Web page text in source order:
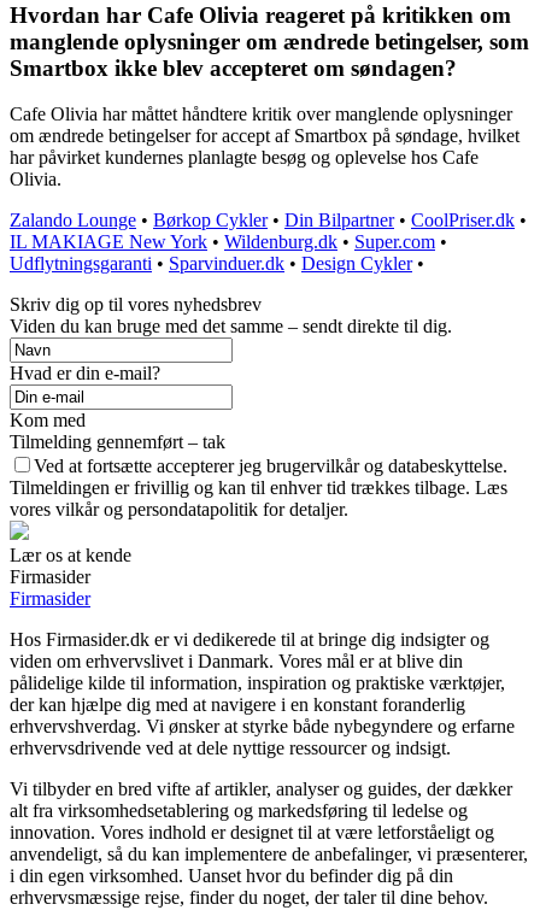
Hvordan har Cafe Olivia reageret på kritikken om
manglende oplysninger om ændrede betingelser, som
Smartbox ikke blev accepteret om søndagen?
Cafe Olivia har måttet håndtere kritik over manglende oplysninger
om ændrede betingelser for accept af Smartbox på søndage, hvilket
har påvirket kundernes planlagte besøg og oplevelse hos Cafe
Olivia.
Zalando Lounge • Børkop Cykler• Din Bilpartner• CoolPriser.dk •
IL MAKIAGE New York • Wildenburg.dk • Super.com •
Udflytningsgaranti • Sparvinduer.dk • Design Cykler•
Skriv dig op til vores nyhedsbrev
Viden du kan bruge med det samme – sendt direkte til dig.
Hvad er din e-mail?
Kom med
Tilmelding gennemført – tak
Ved at fortsætte accepterer jeg brugervilkår og databeskyttelse.
Tilmeldingen er frivillig og kan til enhver tid trækkes tilbage. Læs
vores vilkår og persondatapolitik for detaljer.
Lær os at kende
Firmasider
Firmasider
Hos Firmasider.dk er vi dedikerede til at bringe dig indsigter og
viden om erhvervslivet i Danmark. Vores mål er at blive din
pålidelige kilde til information, inspiration og praktiske værktøjer,
der kan hjælpe dig med at navigere i en konstant foranderlig
erhvervshverdag. Vi ønsker at styrke både nybegyndere og erfarne
erhvervsdrivende ved at dele nyttige ressourcer og indsigt.
Vi tilbyder en bred vifte af artikler, analyser og guides, der dækker
alt fra virksomhedsetablering og markedsføring til ledelse og
innovation. Vores indhold er designet til at være letforståeligt og
anvendeligt, så du kan implementere de anbefalinger, vi præsenterer,
i din egen virksomhed. Uanset hvor du befinder dig på din
erhvervsmæssige rejse, finder du noget, der taler til dine behov.